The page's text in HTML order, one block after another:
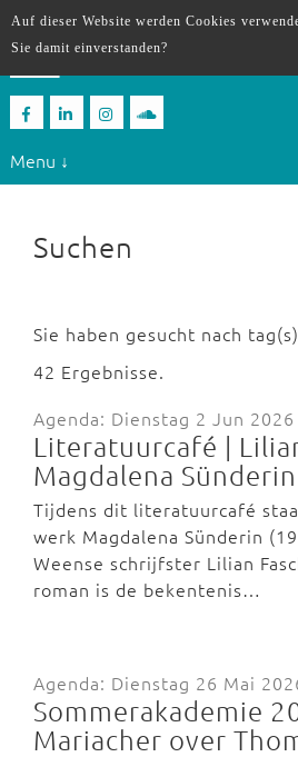
Menu ↓
Suchen
Sie haben gesucht nach
42 Ergebnisse.
Agenda: Dienstag 2 Jun 2026
Literatuurcafé |
Magdalena
Tijdens dit literatuurcafé
werk Magdalena Sünderin
Weense schrijfster Lilian
roman is de bekentenis…
Agenda: Dienstag 26 Mai
Sommerakademie
Mariacher over
Auf dieser Website werden Cookies
Sie damit einverstanden?